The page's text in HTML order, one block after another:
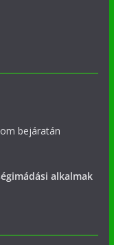
bejáratán
alkalmak